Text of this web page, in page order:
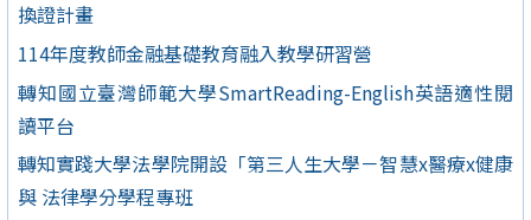
換證計畫
114年度教師金融基礎教育融入教學研習營
轉知國立臺灣師範大學SmartReading-English英語適性閱
讀平台
轉知實踐大學法學院開設「第三人生大學－智慧x醫療x健康
與 法律學分學程專班